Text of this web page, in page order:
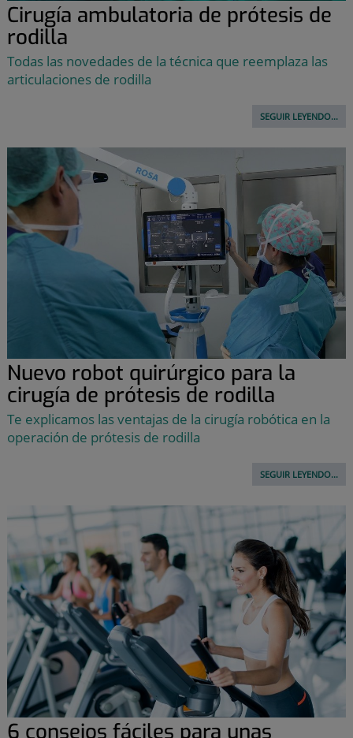
Cirugía ambulatoria de prótesis de
rodilla
Todas las novedades de la técnica que reemplaza las
articulaciones de rodilla
SEGUIR LEYENDO...
Nuevo robot quirúrgico para la
cirugía de prótesis de rodilla
Te explicamos las ventajas de la cirugía robótica en la
operación de prótesis de rodilla
SEGUIR LEYENDO...
6 consejos fáciles para unas